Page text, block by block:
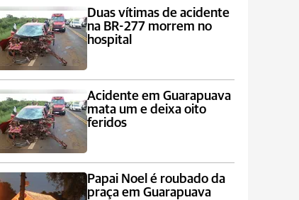
Duas vítimas de acidente
na BR-277 morrem no
hospital
Acidente em Guarapuava
mata um e deixa oito
feridos
Papai Noel é roubado da
praça em Guarapuava